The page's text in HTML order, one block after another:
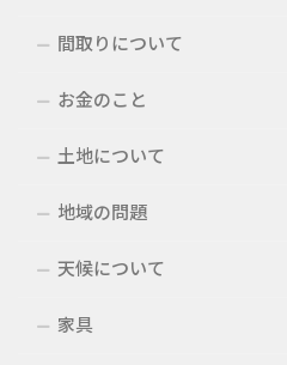
間取りについて
お金のこと
土地について
地域の問題
天候について
家具